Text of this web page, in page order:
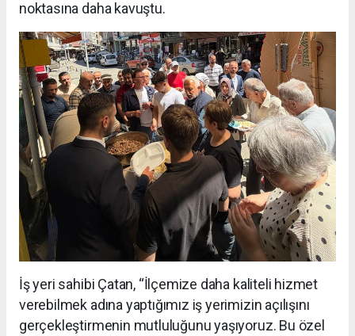
noktasına daha kavuştu.
İş yeri sahibi Çatan, “İlçemize daha kaliteli hizmet
verebilmek adına yaptığımız iş yerimizin açılışını
gerçekleştirmenin mutluluğunu yaşıyoruz. Bu özel